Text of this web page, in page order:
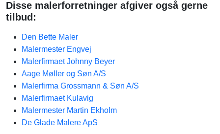
Disse malerforretninger afgiver også gerne
tilbud:
Den Bette Maler
Malermester Engvej
Malerfirmaet Johnny Beyer
Aage Møller og Søn A/S
Malerfirma Grossmann & Søn A/S
Malerfirmaet Kulavig
Malermester Martin Ekholm
De Glade Malere ApS